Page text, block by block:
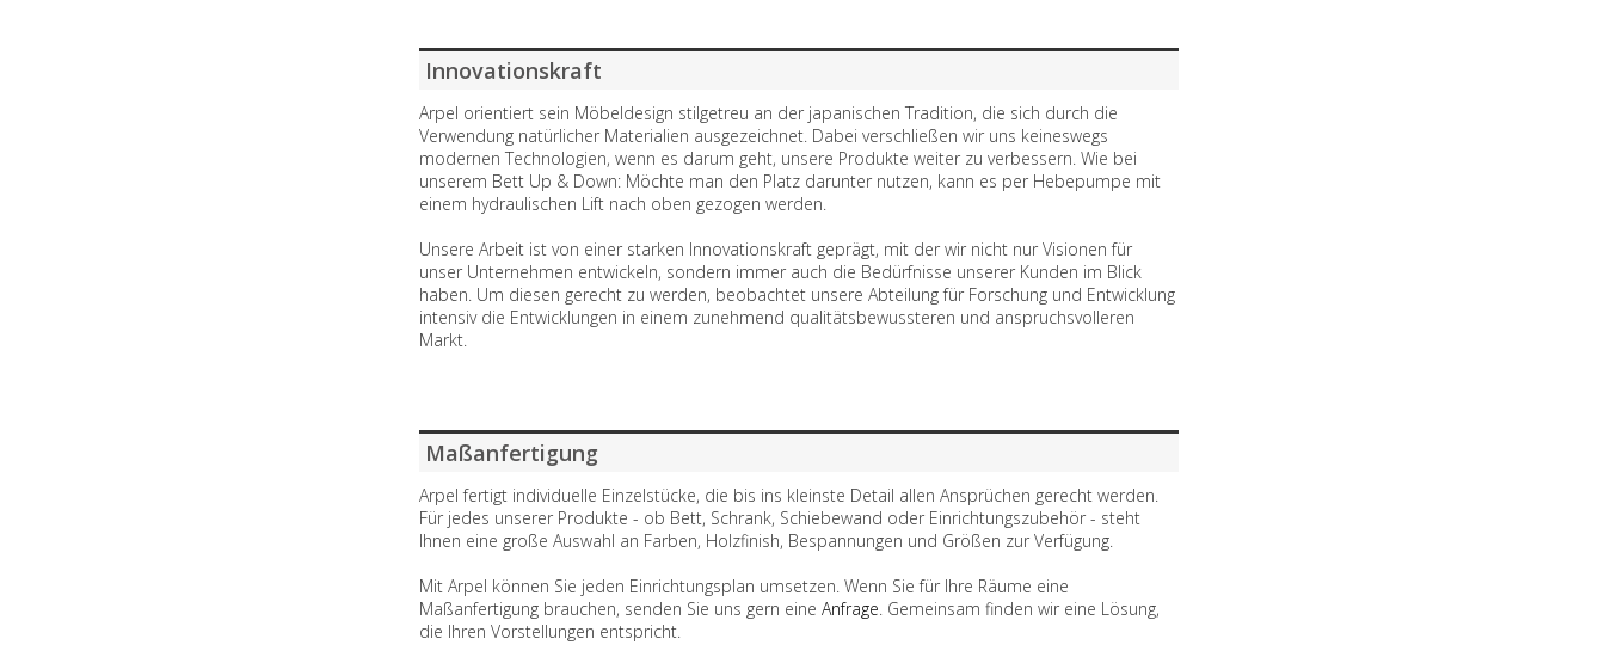
Innovationskraft
Arpel orientiert sein Möbeldesign stilgetreu an der japanischen Tradition, die sich durch die
Verwendung natürlicher Materialien ausgezeichnet. Dabei verschließen wir uns keineswegs
modernen Technologien, wenn es darum geht, unsere Produkte weiter zu verbessern. Wie bei
unserem Bett Up & Down: Möchte man den Platz darunter nutzen, kann es per Hebepumpe mit
einem hydraulischen Lift nach oben gezogen werden.
Unsere Arbeit ist von einer starken Innovationskraft geprägt, mit der wir nicht nur Visionen für
unser Unternehmen entwickeln, sondern immer auch die Bedürfnisse unserer Kunden im Blick
haben. Um diesen gerecht zu werden, beobachtet unsere Abteilung für Forschung und Entwicklung
intensiv die Entwicklungen in einem zunehmend qualitätsbewussteren und anspruchsvolleren
Markt.
Maßanfertigung
Arpel fertigt individuelle Einzelstücke, die bis ins kleinste Detail allen Ansprüchen gerecht werden.
Für jedes unserer Produkte - ob Bett, Schrank, Schiebewand oder Einrichtungszubehör - steht
Ihnen eine große Auswahl an Farben, Holzfinish, Bespannungen und Größen zur Verfügung.
Mit Arpel können Sie jeden Einrichtungsplan umsetzen. Wenn Sie für Ihre Räume eine
Maßanfertigung brauchen, senden Sie uns gern eine Anfrage. Gemeinsam finden wir eine Lösung,
die Ihren Vorstellungen entspricht.